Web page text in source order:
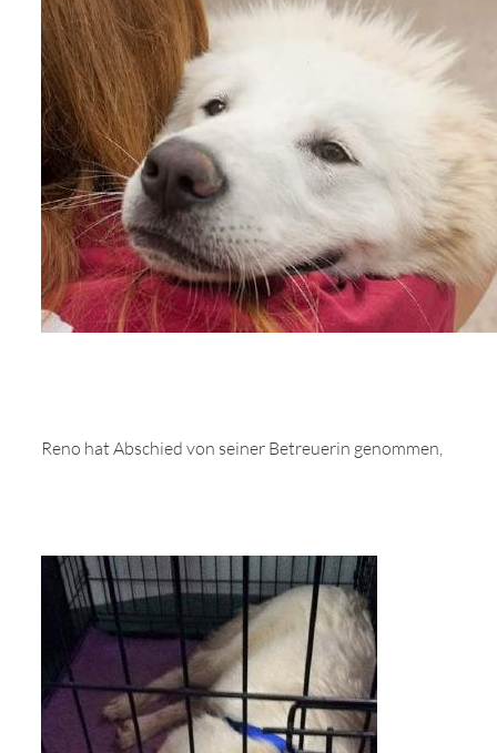
Reno hat Abschied von seiner Betreuerin genommen,